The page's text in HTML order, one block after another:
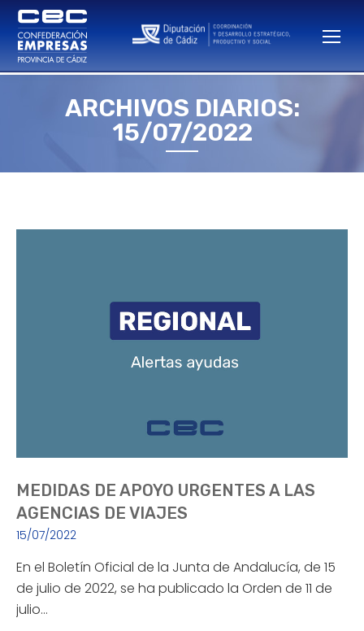
ARCHIVOS DIARIOS:
15/07/2022
Estás aquí:
MEDIDAS DE APOYO URGENTES A LAS
AGENCIAS DE VIAJES
15/07/2022
En el Boletín Oficial de la Junta de Andalucía, de 15
de julio de 2022, se ha publicado la Orden de 11 de
julio…